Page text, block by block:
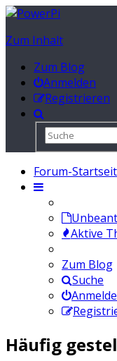
Zum Inhalt
Zum Blog
Anmelden
Registrieren
Forum-
Aktive
Zum Blog
Suche
Häufig